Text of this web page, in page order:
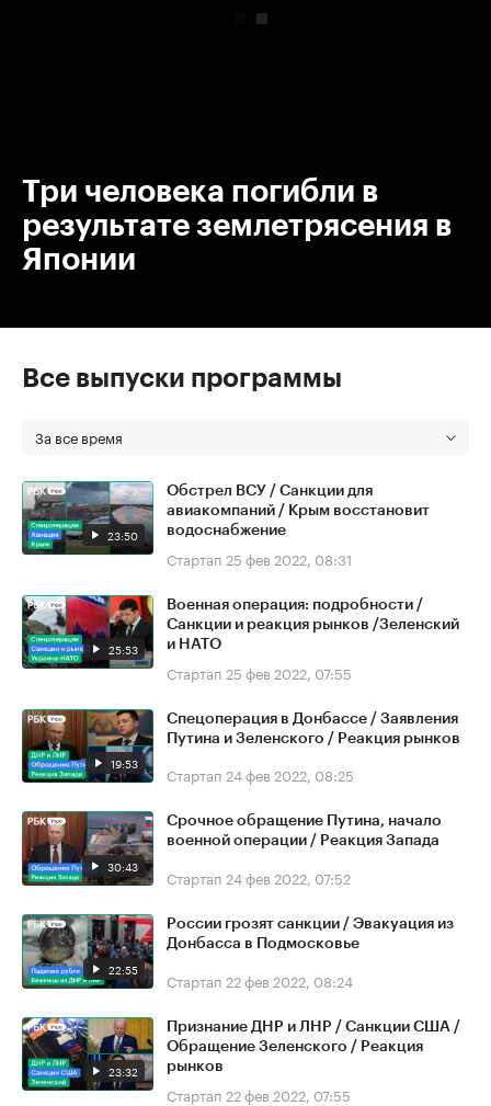
Три человека погибли в
результате землетрясения в
Японии
Все выпуски программы
За все время
23:50
Обстрел ВСУ / Санкции для
авиакомпаний / Крым восстановит
водоснабжение
Стартап 25 фев 2022, 08:31
25:53
Военная операция: подробности /
Санкции и реакция рынков /Зеленский
и НАТО
Стартап 25 фев 2022, 07:55
19:53
Спецоперация в Донбассе / Заявления
Путина и Зеленского / Реакция рынков
Стартап 24 фев 2022, 08:25
30:43
Срочное обращение Путина, начало
военной операции / Реакция Запада
Стартап 24 фев 2022, 07:52
22:55
России грозят санкции / Эвакуация из
Донбасса в Подмосковье
Стартап 22 фев 2022, 08:24
23:32
Признание ДНР и ЛНР / Санкции США /
Обращение Зеленского / Реакция
рынков
Стартап 22 фев 2022, 07:55